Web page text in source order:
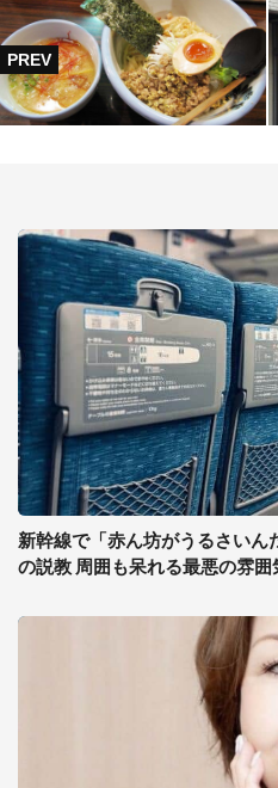
新幹線で「赤ん坊がうるさい
の説教 周囲も呆れる最悪の雰囲